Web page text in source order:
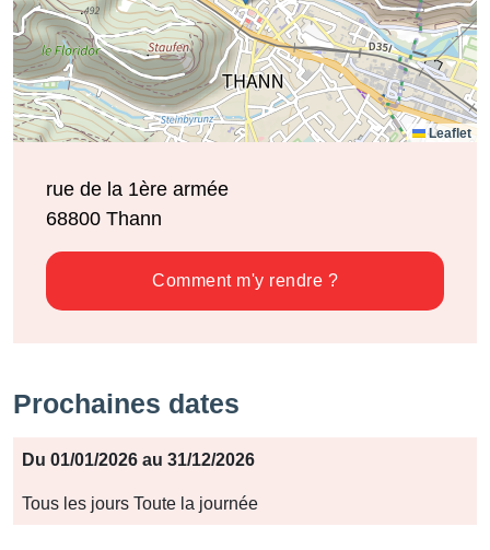
Leaflet
rue de la 1ère armée
68800 Thann
Comment m'y rendre ?
Prochaines dates
Période
Jours
Du 01/01/2026 au 31/12/2026
Tous les jours Toute la journée